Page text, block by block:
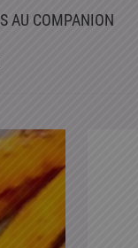
AU COMPANION